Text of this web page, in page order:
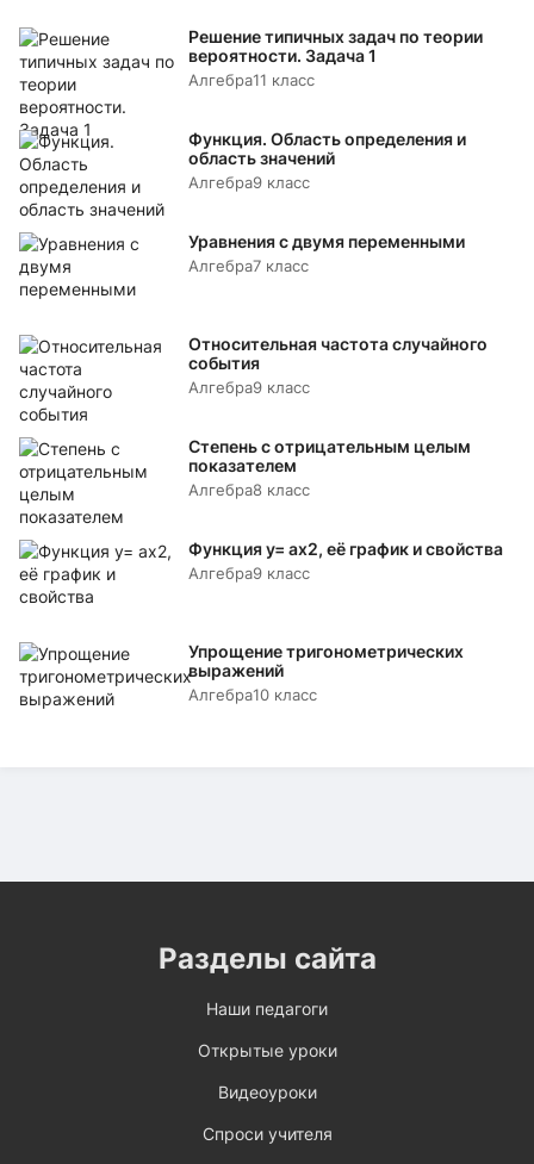
Решение типичных задач по теории
вероятности. Задача 1
Алгебра11 класс
Функция. Область определения и
область значений
Алгебра9 класс
Уравнения с двумя переменными
Алгебра7 класс
Относительная частота случайного
события
Алгебра9 класс
Степень с отрицательным целым
показателем
Алгебра8 класс
Функция y= аx2, её график и свойства
Алгебра9 класс
Упрощение тригонометрических
выражений
Алгебра10 класс
Разделы сайта
Наши педагоги
Открытые уроки
Видеоуроки
Спроси учителя